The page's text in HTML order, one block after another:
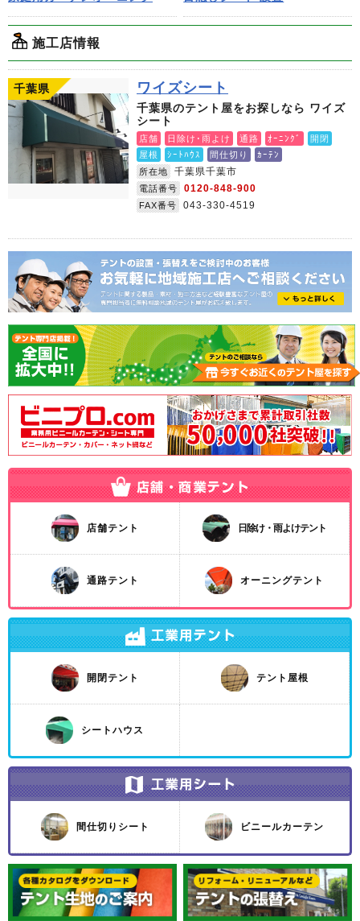
施工店情報
千葉県 ワイズシート
千葉県のテント屋をお探しなら ワイズ
シート
店舗 日除け･雨よけ 通路 ｵｰﾆﾝｸﾞ
開閉
屋根
ｼｰﾄﾊｳｽ 間仕切り
ｶｰﾃﾝ
所在地
千葉県千葉市
電話番号 0120-848-900
FAX番号 043-330-4519
店舗テント 日除け・雨よけテント
通路テント オーニングテント
開閉テント テント屋根
シートハウス
間仕切りシート ビニールカーテン